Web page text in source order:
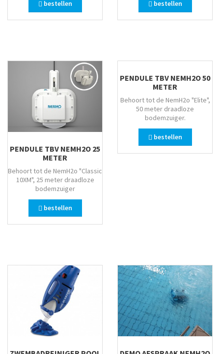
bestellen bestellen
PENDULE TBV NEMH2O 25
METER
Behoort tot de NemH2o "Classic
10XM", 25 meter draadloze
bodemzuiger
bestellen
PENDULE TBV NEMH2O 50
METER
Behoort tot de NemH2o "Elite",
50 meter draadloze
bodemzuiger.
bestellen